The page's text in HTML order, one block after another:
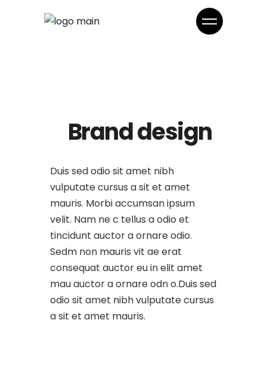
Brand design
Duis sed odio sit amet nibh
vulputate cursus a sit et amet
mauris. Morbi accumsan ipsum
velit. Nam ne c tellus a odio et
tincidunt auctor a ornare odio.
Sedm non mauris vit ae erat
consequat auctor eu in elit amet
mau auctor a ornare odn o.Duis sed
odio sit amet nibh vulputate cursus
a sit et amet mauris.